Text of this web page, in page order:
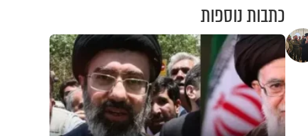
כתבות נוספות